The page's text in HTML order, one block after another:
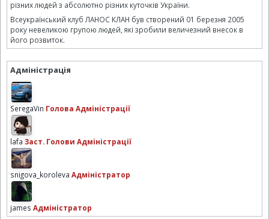
різних людей з абсолютно різних куточків України.
Всеукраїнський клуб ЛАНОС КЛАН був створений 01 березня 2005
року невеликою групою людей, які зробили величезний внесок в
його розвиток.
Адміністрація
SeregaVin Голова Адміністрації
lafa Заст. Голови Адміністрації
snigova_koroleva Адміністратор
james Адміністратор